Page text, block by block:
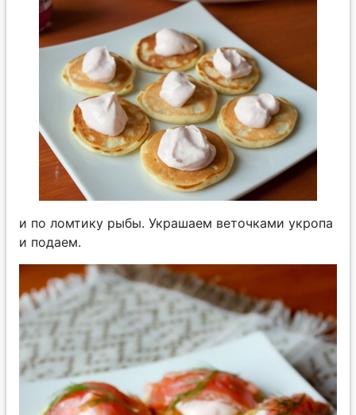
и по ломтику рыбы. Украшаем веточками укропа
и подаем.